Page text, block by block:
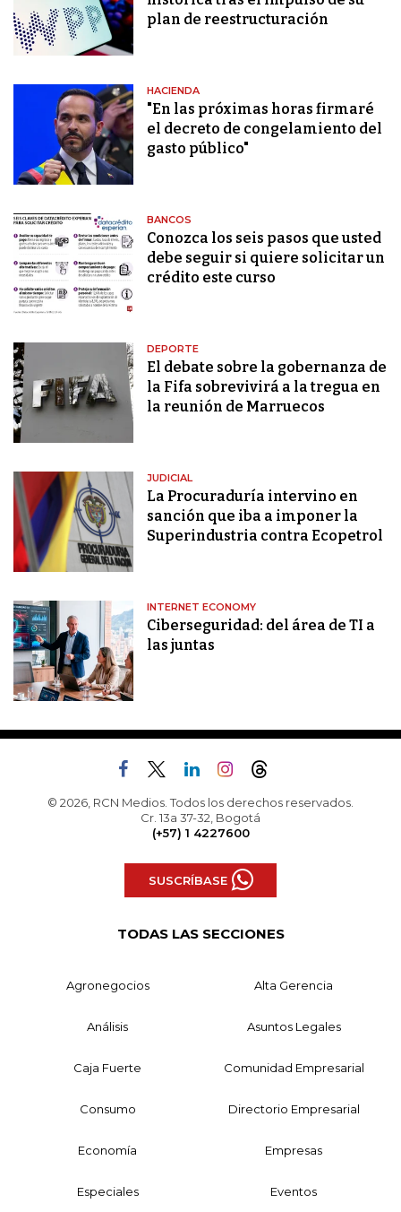
plan de reestructuración
HACIENDA
"En las próximas horas firmaré
el decreto de congelamiento del
gasto público"
BANCOS
Conozca los seis pasos que usted
debe seguir si quiere solicitar un
crédito este curso
DEPORTE
El debate sobre la gobernanza de
la Fifa sobrevivirá a la tregua en
la reunión de Marruecos
JUDICIAL
La Procuraduría intervino en
sanción que iba a imponer la
Superindustria contra Ecopetrol
INTERNET ECONOMY
Ciberseguridad: del área de TI a
las juntas
© 2026, RCN Medios. Todos los derechos reservados.
Cr. 13a 37-32, Bogotá
(+57) 1 4227600
SUSCRÍBASE
TODAS LAS SECCIONES
Agronegocios Alta Gerencia
Análisis Asuntos Legales
Caja Fuerte Comunidad Empresarial
Consumo Directorio Empresarial
Economía Empresas
Especiales Eventos